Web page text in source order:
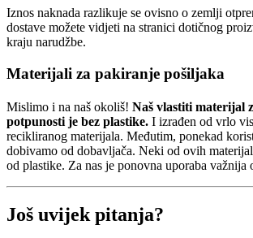
Iznos naknada razlikuje se ovisno o zemlji
dostave možete vidjeti na stranici dotičnog
kraju narudžbe.
Materijali za pakiranje pošiljaka
Mislimo i na naš okoliš! Naš vlastiti materijal
potpunosti je bez plastike. I izrađen od vrlo
recikliranog materijala. Međutim, ponekad
dobivamo od dobavljača. Neki od ovih
od plastike. Za nas je ponovna uporaba važnija
Još uvijek pitanja?